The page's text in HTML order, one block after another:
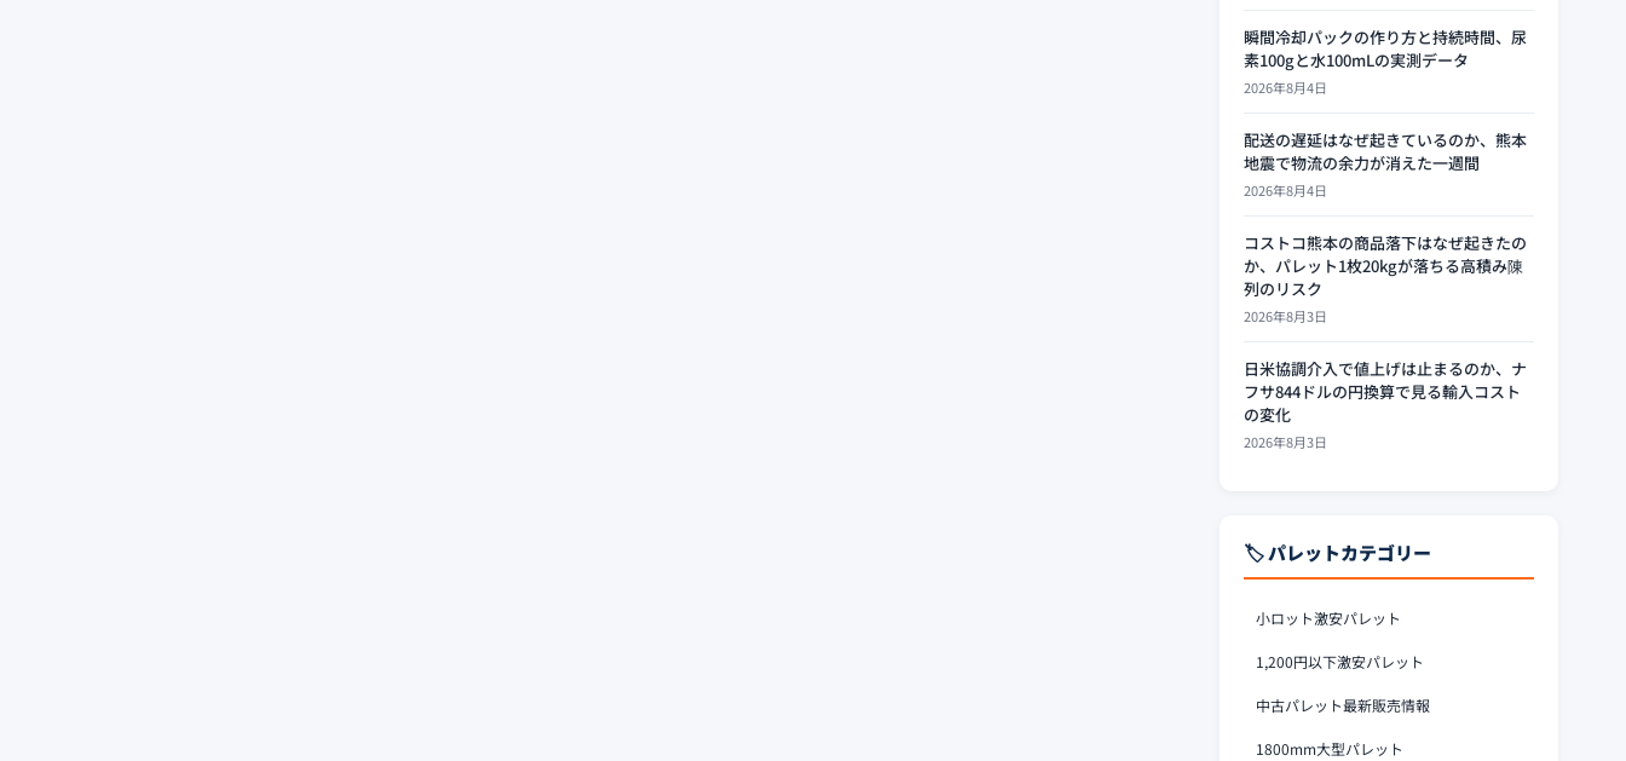
瞬間冷却パックの作り方と持続時間、尿
素100gと水100mLの実測データ
2026年8月4日
配送の遅延はなぜ起きているのか、熊本
地震で物流の余力が消えた一週間
2026年8月4日
コストコ熊本の商品落下はなぜ起きたの
か、パレット1枚20kgが落ちる高積み陳
列のリスク
2026年8月3日
日米協調介入で値上げは止まるのか、ナ
フサ844ドルの円換算で見る輸入コスト
の変化
2026年8月3日
🏷️ パレットカテゴリー
小ロット激安パレット
1,200円以下激安パレット
中古パレット最新販売情報
1800mm大型パレット